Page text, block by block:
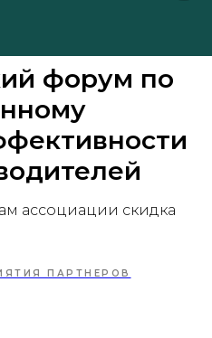
форум по
ассоциации скидка
ПАРТНЕРОВ